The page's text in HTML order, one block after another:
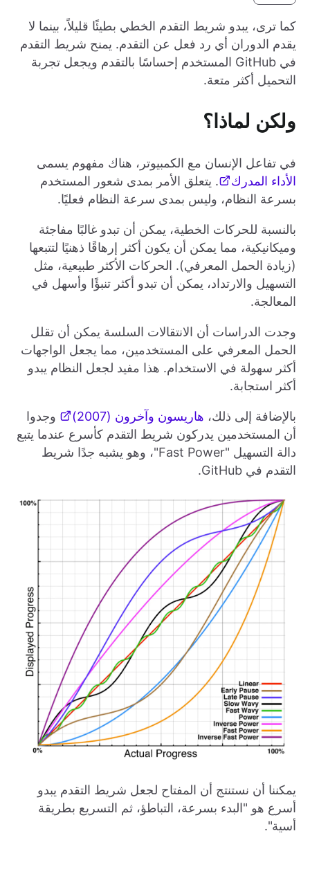
كما ترى، يبدو شريط التقدم الخطي بطيئًا قليلاً، بينما لا
يقدم الدوران أي رد فعل عن التقدم. يمنح شريط التقدم
في GitHub المستخدم إحساسًا بالتقدم ويجعل تجربة
التحميل أكثر متعة.
ولكن لماذا؟
في تفاعل الإنسان مع الكمبيوتر، هناك مفهوم يسمى
الأداء المدرك
. يتعلق الأمر بمدى شعور المستخدم
بسرعة النظام، وليس بمدى سرعة النظام فعليًا.
بالنسبة للحركات الخطية، يمكن أن تبدو غالبًا مفاجئة
وميكانيكية، مما يمكن أن يكون أكثر إرهاقًا ذهنيًا لتتبعها
(زيادة الحمل المعرفي). الحركات الأكثر طبيعية، مثل
التسهيل والارتداد، يمكن أن تبدو أكثر تنبؤًا وأسهل في
المعالجة.
وجدت الدراسات أن الانتقالات السلسة يمكن أن تقلل
الحمل المعرفي على المستخدمين، مما يجعل الواجهات
أكثر سهولة في الاستخدام. هذا مفيد لجعل النظام يبدو
أكثر استجابة.
بالإضافة إلى ذلك، هاريسون وآخرون (2007)
وجدوا
أن المستخدمين يدركون شريط التقدم كأسرع عندما يتبع
دالة التسهيل "Fast Power"، وهو يشبه جدًا شريط
التقدم في GitHub.
يمكننا أن نستنتج أن المفتاح لجعل شريط التقدم يبدو
أسرع هو "البدء بسرعة، التباطؤ، ثم التسريع بطريقة
أسية".